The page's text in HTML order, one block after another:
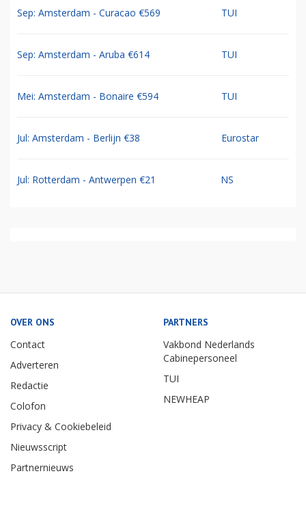
Sep: Amsterdam - Curacao €569 TUI
Sep: Amsterdam - Aruba €614 TUI
Mei: Amsterdam - Bonaire €594 TUI
Jul: Amsterdam - Berlijn €38 Eurostar
Jul: Rotterdam - Antwerpen €21 NS
OVER ONS
Contact
Adverteren
Redactie
Colofon
Privacy & Cookiebeleid
Nieuwsscript
Partnernieuws
PARTNERS
Vakbond Nederlands
Cabinepersoneel
TUI
NEWHEAP